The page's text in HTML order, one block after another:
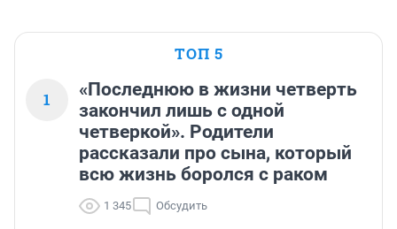
ТОП 5
1
«Последнюю в жизни четверть
закончил лишь с одной
четверкой». Родители
рассказали про сына, который
всю жизнь боролся с раком
1 345 Обсудить